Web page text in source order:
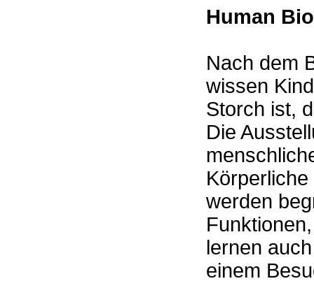
Human
Nach dem
wissen
Storch ist,
Die
werden
lernen
einem